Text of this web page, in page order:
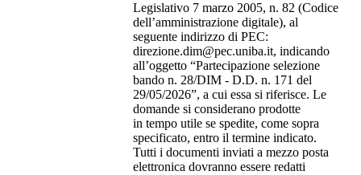
Legislativo 7 marzo 2005, n. 82 (Codice
dell’amministrazione digitale), al
seguente indirizzo di PEC:
direzione.dim@pec.uniba.it, indicando
all’oggetto “Partecipazione selezione
bando n. 28/DIM - D.D. n. 171 del
29/05/2026”, a cui essa si riferisce. Le
domande si considerano prodotte
in tempo utile se spedite, come sopra
specificato, entro il termine indicato.
Tutti i documenti inviati a mezzo posta
elettronica dovranno essere redatti